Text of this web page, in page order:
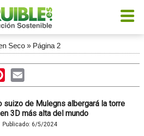
Seco» Página 2
PinterestEmail
suizo de Mulegns albergará la torre
3D más alta del mundo
Publicado: 6/5/2024